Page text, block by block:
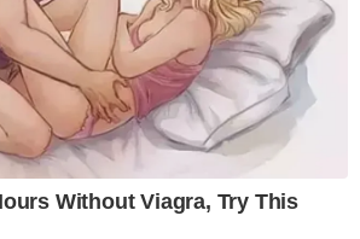
Without Viagra, Try This